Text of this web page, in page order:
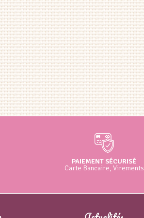
PAIEMENT SÉCURISÉ
Carte Bancaire, Virements